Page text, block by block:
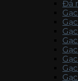
Đá